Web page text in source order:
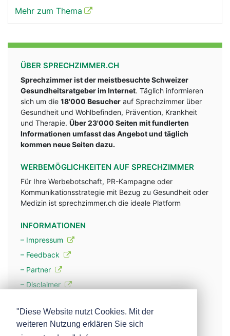
Mehr zum Thema
ÜBER SPRECHZIMMER.CH
Sprechzimmer ist der meistbesuchte Schweizer
Gesundheitsratgeber im Internet. Täglich informieren
sich um die 18'000 Besucher auf Sprechzimmer über
Gesundheit und Wohlbefinden, Prävention, Krankheit
und Therapie. Über 23'000 Seiten mit fundlerten
Informationen umfasst das Angebot und täglich
kommen neue Seiten dazu.
WERBEMÖGLICHKEITEN AUF SPRECHZIMMER
Für Ihre Werbebotschaft, PR-Kampagne oder
Kommunikationsstrategie mit Bezug zu Gesundheit oder
Medizin ist sprechzimmer.ch die ideale Platform
INFORMATIONEN
– Impressum
– Feedback
– Partner
– Disclaimer
– Werbung
"Diese Website nutzt Cookies. Mit der
weiteren Nutzung erklären Sie sich